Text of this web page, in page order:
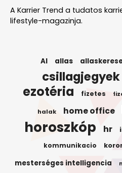
A Karrier Trend a tudatos
lifestyle-magazinja.
AI allas
csillagjegyek
ezotéria fizetes
halak home office
horoszkóp hr
kommunikacio
mesterséges intelligencia